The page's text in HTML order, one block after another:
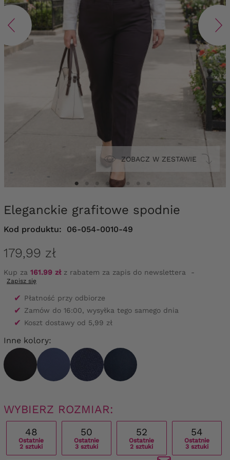
ZOBACZ W ZESTAWIE
Eleganckie grafitowe spodnie
Kod produktu: 06-054-0010-49
179,99 zł
Kup za 161.99 złz rabatem za zapis do newslettera -
Zapisz się
✔ Płatność przy odbiorze
✔ Zamów do 16:00, wysyłka tego samego dnia
✔ Koszt dostawy od 5,99 zł
Inne kolory:
WYBIERZ ROZMIAR:
48
Ostatnie
2 sztuki
50
Ostatnie
3 sztuki
52
Ostatnie
2 sztuki
54
Ostatnie
3 sztuki